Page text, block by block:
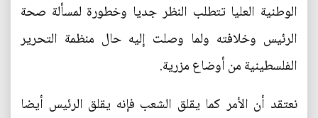
الوطنية العليا تتطلب النظر جديا وخطورة لمسألة صحة
الرئيس وخلافته ولما وصلت إليه حال منظمة التحرير
الفلسطينية من أوضاع مزرية.
نعتقد أن الأمر كما يقلق الشعب فإنه يقلق الرئيس أيضا